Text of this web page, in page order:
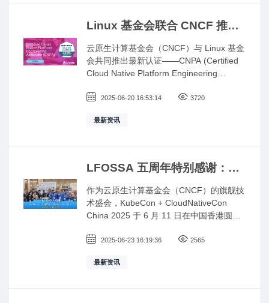
Linux 基金会联合 CNCF 推出
证：开启平台工程师成长新通
道
云原生计算基金会（CNCF）与 Linux 基金
会共同推出最新认证——CNPA (Certified
Cloud Native Platform Engineering
2025-06-20 16:53:14 3720
最新资讯
LFOSSA 五周年特别感谢：与
国开源人才新篇章
作为云原生计算基金会（CNCF）的旗舰技
术盛会，KubeCon + CloudNativeCon
China 2025 于 6 月 11 日在中国香港圆满
会主办，为期两天的大会呈现近百场技术
全球开源开发者、技术专家、企业代表与
构、人工智能及开源生态展开深入交流，
2025-06-23 16:19:36 2565
最新资讯